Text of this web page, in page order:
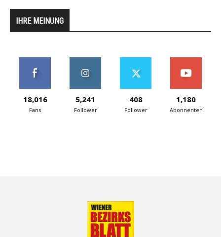
IHRE MEINUNG
18,016
Fans
5,241
Follower
408
Follower
1,180
Abonnenten